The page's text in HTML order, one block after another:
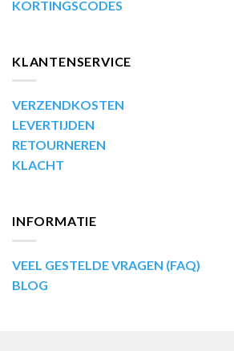
KORTINGSCODES
KLANTENSERVICE
VERZENDKOSTEN
LEVERTIJDEN
RETOURNEREN
KLACHT
INFORMATIE
VEEL GESTELDE VRAGEN (FAQ)
BLOG